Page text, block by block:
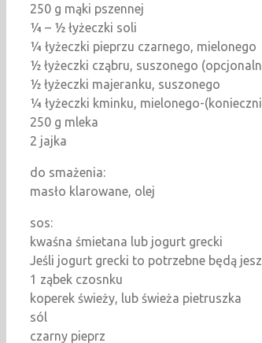
250 g mąki pszennej
¼ – ½ łyżeczki soli
¼ łyżeczki pieprzu czarnego, mielonego
½ łyżeczki cząbru, suszonego
½ łyżeczki majeranku, suszonego
¼ łyżeczki kminku, mielonego-
250 g mleka
2 jajka
do smażenia:
masło klarowane, olej
sos:
kwaśna śmietana lub jogurt grecki
Jeśli jogurt grecki to potrzebne będą
1 ząbek czosnku
koperek świeży, lub świeża pietruszka
sól
czarny pieprz